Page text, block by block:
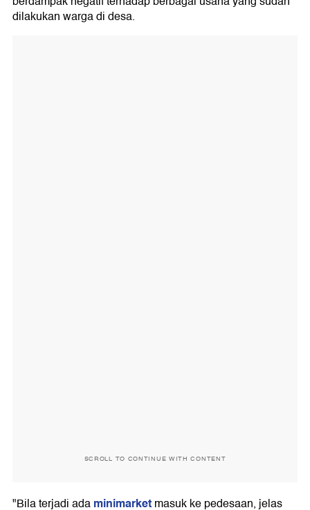
dilakukan warga di desa.
SCROLL TO CONTINUE WITH CONTENT
"Bila terjadi adaminimarketmasuk ke pedesaan, jelas